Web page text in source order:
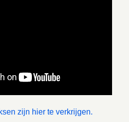
zijn hier te verkrijgen.